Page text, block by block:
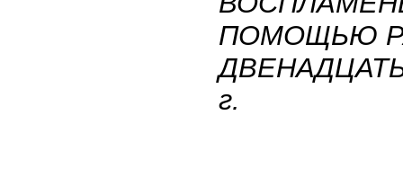
ПОМОЩЬЮ
г.